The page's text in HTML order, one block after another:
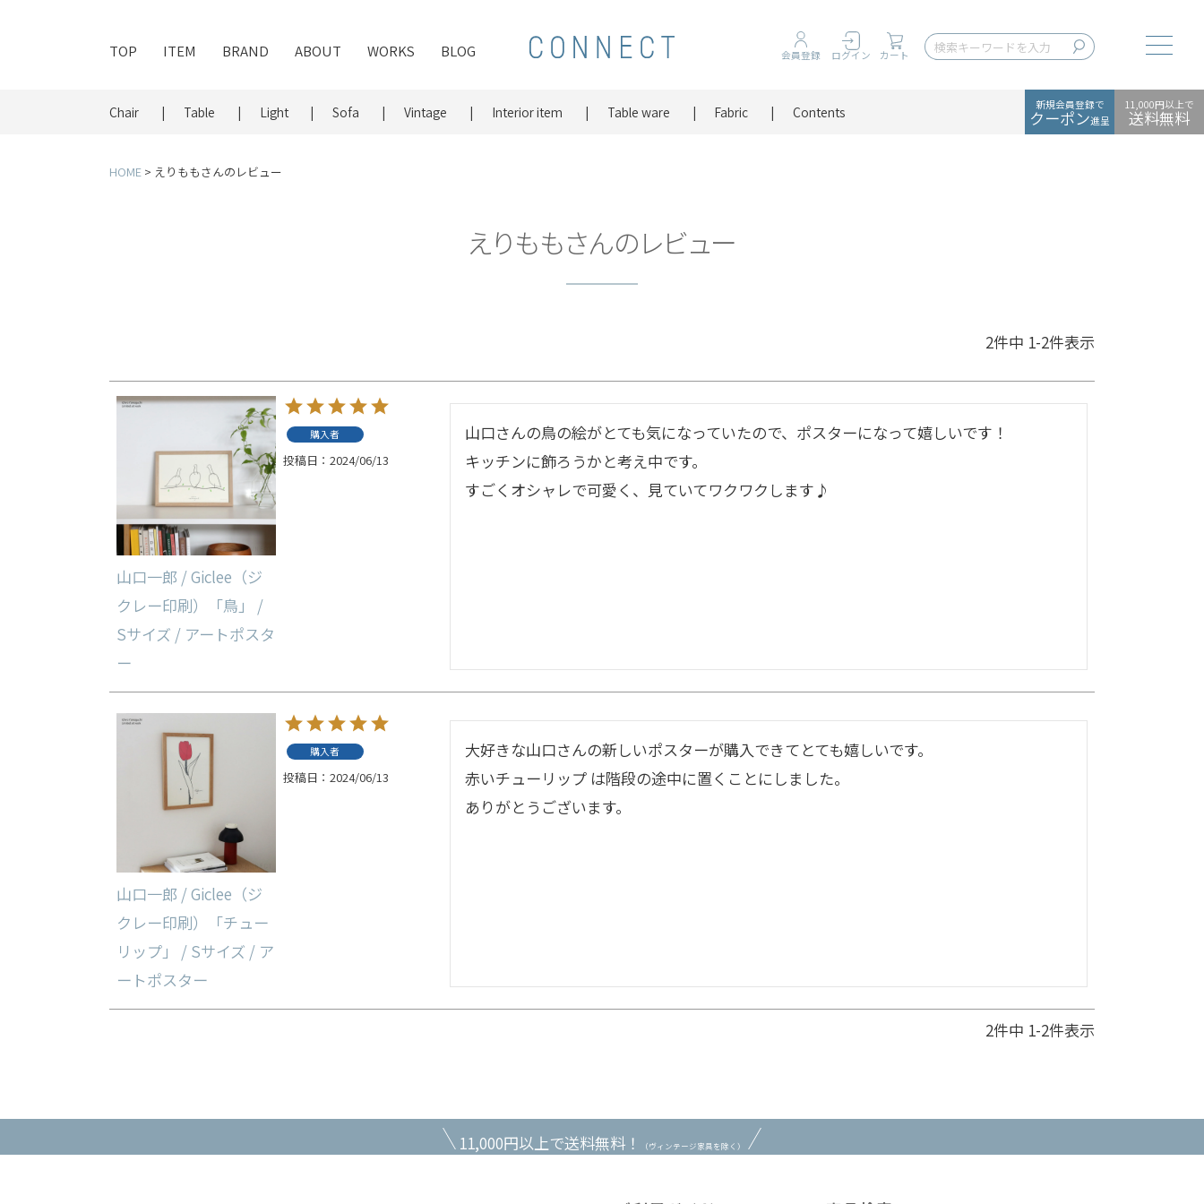
TOP ITEM BRAND ABOUT WORKS BLOG 会員登録 ログイン カート
Chair Table Light Sofa Vintage Interior item Table ware Fabric Contents 新規会員登録で
クーポン進呈
11,000円以上で
送料無料
HOME えりももさんのレビュー
えりももさんのレビュー
2件中 1-2件表示
山口一郎 / Giclee（ジ
クレー印刷）「鳥」 /
Sサイズ / アートポスタ
ー
購入者
投稿日 2024/06/13
山口さんの鳥の絵がとても気になっていたので、ポスターになって嬉しいです！
キッチンに飾ろうかと考え中です。
すごくオシャレで可愛く、見ていてワクワクします♪
山口一郎 / Giclee（ジ
クレー印刷）「チュー
リップ」 / Sサイズ / ア
ートポスター
購入者
投稿日 2024/06/13
大好きな山口さんの新しいポスターが購入できてとても嬉しいです。
赤いチューリップ は階段の途中に置くことにしました。
ありがとうございます。
2件中 1-2件表示
11,000円以上で送料無料！ （ヴィンテージ家具を除く）